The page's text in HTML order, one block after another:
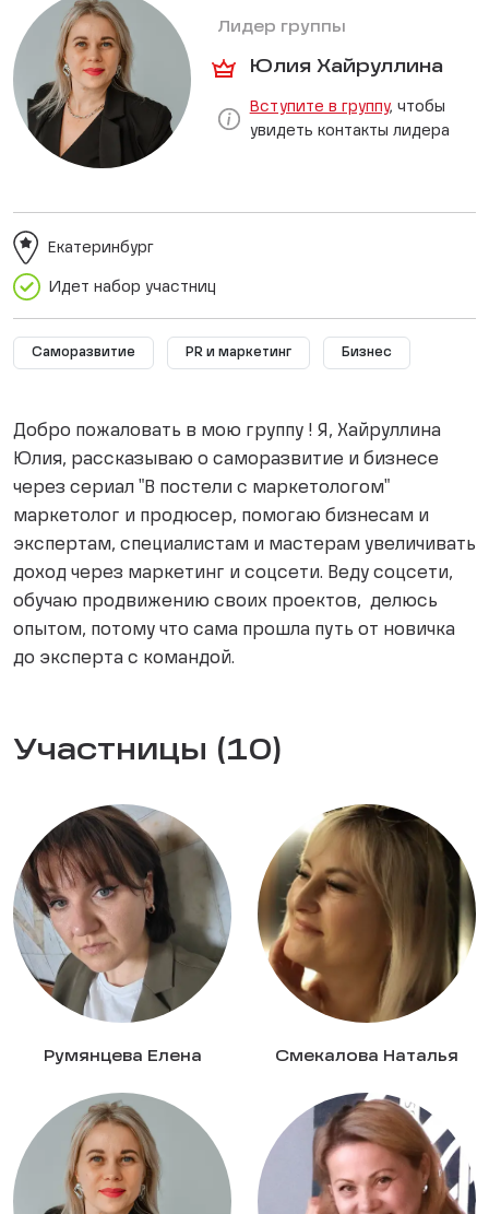
Лидер группы
Юлия Хайруллина
Вступите в группу, чтобы
увидеть контакты лидера
Идет набор участниц
Екатеринбург
Саморазвитие PR и маркетинг Бизнес
Добро пожаловать в мою группу ! Я, Хайруллина
Юлия, рассказываю о саморазвитие и бизнесе
через сериал "В постели с маркетологом"
маркетолог и продюсер, помогаю бизнесам и
экспертам, специалистам и мастерам увеличивать
доход через маркетинг и соцсети. Веду соцсети,
обучаю продвижению своих проектов, делюсь
опытом, потому что сама прошла путь от новичка
до эксперта с командой.
Участницы (10)
Румянцева Елена Смекалова Наталья